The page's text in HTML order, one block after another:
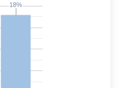
18%
18%